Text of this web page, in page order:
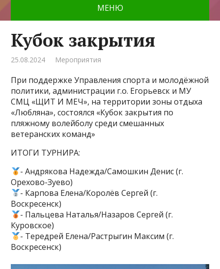
МЕНЮ
Кубок закрытия
25.08.2024 Мероприятия
При поддержке Управления спорта и молодёжной
политики, администрации г.о. Егорьевск и МУ
СМЦ «ЩИТ И МЕЧ», на территории зоны отдыха
«Любляна», состоялся «Кубок закрытия по
пляжному волейболу среди смешанных
ветеранских команд»
ИТОГИ ТУРНИРА:
- Андрякова Надежда/Самошкин Денис (г.
Орехово-Зуево)
- Карпова Елена/Королёв Сергей (г.
Воскресенск)
- Пальцева Наталья/Назаров Сергей (г.
Куровское)
- Тередрей Елена/Растрыгин Максим (г.
Воскресенск)